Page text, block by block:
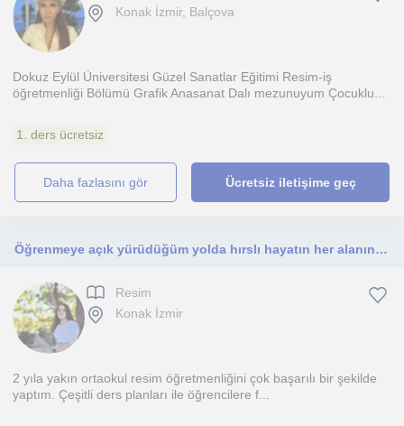
Konak İzmir, Balçova
Dokuz Eylül Üniversitesi Güzel Sanatlar Eğitimi Resim-iş
öğretmenliği Bölümü Grafik Anasanat Dalı mezunuyum Çocuklu...
1. ders ücretsiz
daha fazlasını gör Ücretsiz iletişime geç
Öğrenmeye açık yürüdüğüm yolda hırslı hayatın her alanında öğrenmeyi seven işim konusunda titiz ve sonuna kadar sürdüren biriyim
Resim
Konak İzmir
2 yıla yakın ortaokul resim öğretmenliğini çok başarılı bir şekilde
yaptım. Çeşitli ders planları ile öğrencilere f...